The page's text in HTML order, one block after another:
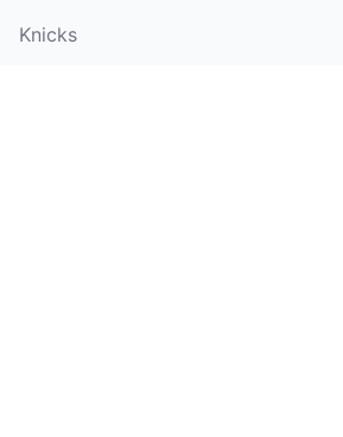
Knicks